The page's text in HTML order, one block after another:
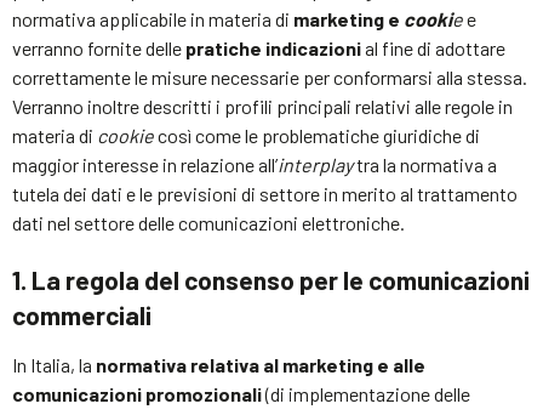
normativa applicabile in materia di marketing e cookiee
verranno fornite delle pratiche indicazionial fine di adottare
correttamente le misure necessarie per conformarsi alla stessa.
Verranno inoltre descritti i profili principali relativi alle regole in
materia di cookiecosì come le problematiche giuridiche di
maggior interesse in relazione all’interplaytra la normativa a
tutela dei dati e le previsioni di settore in merito al trattamento
dati nel settore delle comunicazioni elettroniche.
1. La regola del consenso per le comunicazioni
commerciali
In Italia, la normativa relativa al marketing e alle
comunicazioni promozionali(di implementazione delle